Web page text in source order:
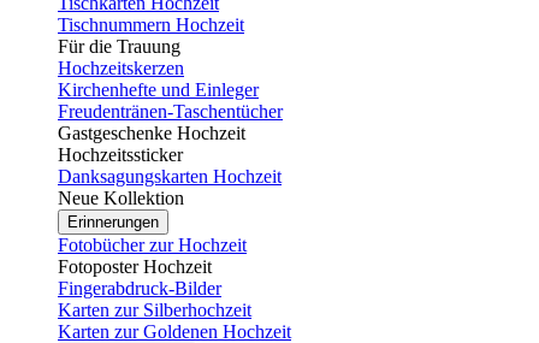
Tischnummern Hochzeit
Für die Trauung
Hochzeitskerzen
Kirchenhefte und Einleger
Freudentränen-Taschentücher
Gastgeschenke Hochzeit
Hochzeitssticker
Danksagungskarten Hochzeit
Neue Kollektion
Erinnerungen
Fotobücher zur Hochzeit
Fotoposter Hochzeit
Fingerabdruck-Bilder
Karten zur Silberhochzeit
Karten zur Goldenen Hochzeit